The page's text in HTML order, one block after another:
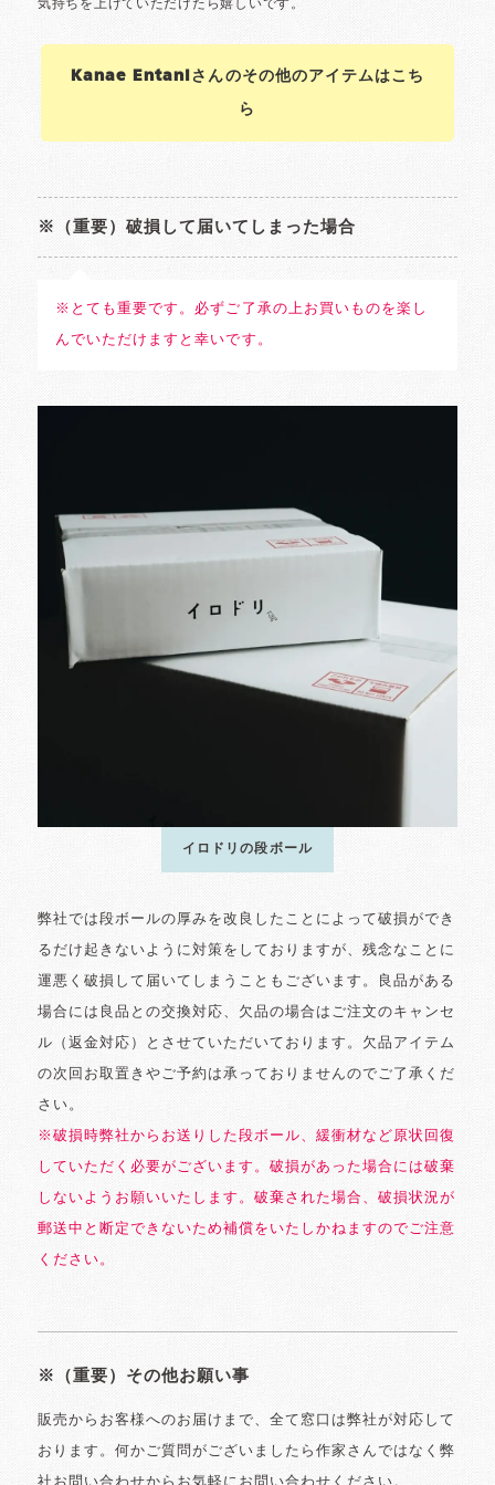
Kanae Entaniさんのその他のアイテムはこち
ら
※（重要）破損して届いてしまった場合
※とても重要です。必ずご了承の上お買いものを楽し
んでいただけますと幸いです。
イロドリの段ボール
弊社では段ボールの厚みを改良したことによって破損ができ
るだけ起きないように対策をしておりますが、残念なことに
運悪く破損して届いてしまうこともございます。良品がある
場合には良品との交換対応、欠品の場合はご注文のキャンセ
ル（返金対応）とさせていただいております。欠品アイテム
の次回お取置きやご予約は承っておりませんのでご了承くだ
さい。
※破損時弊社からお送りした段ボール、緩衝材など原状回復
していただく必要がございます。破損があった場合には破棄
しないようお願いいたします。破棄された場合、破損状況が
郵送中と断定できないため補償をいたしかねますのでご注意
ください。
※（重要）その他お願い事
販売からお客様へのお届けまで、全て窓口は弊社が対応して
おります。何かご質問がございましたら作家さんではなく弊